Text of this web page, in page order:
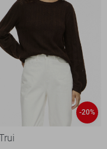
-20%